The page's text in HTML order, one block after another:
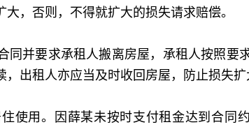
，否则，不得就扩大的损失请求赔偿。
并要求承租人搬离房屋，承租人按照要
出租人亦应当及时收回房屋，防止损失扩
用。因薛某未按时支付租金达到合同